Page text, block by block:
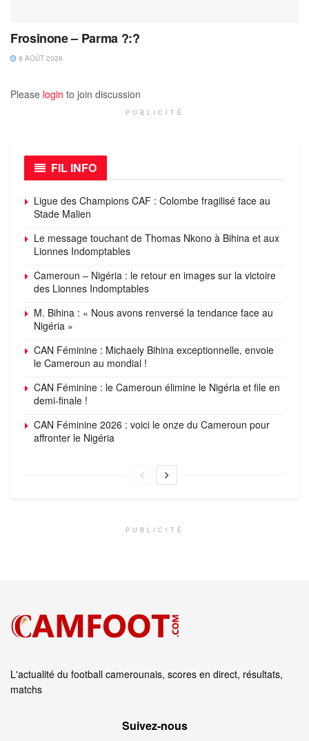
Frosinone – Parma ?:?
8 AOÛT 2026
Please login to join discussion
PUBLICITÉ
FIL INFO
Ligue des Champions CAF : Colombe fragilisé face au
Stade Malien
Le message touchant de Thomas Nkono à Bihina et aux
Lionnes Indomptables
Cameroun – Nigéria : le retour en images sur la victoire
des Lionnes Indomptables
M. Bihina : « Nous avons renversé la tendance face au
Nigéria »
CAN Féminine : Michaely Bihina exceptionnelle, envoie
le Cameroun au mondial !
CAN Féminine : le Cameroun élimine le Nigéria et file en
demi-finale !
CAN Féminine 2026 : voici le onze du Cameroun pour
affronter le Nigéria
PUBLICITÉ
L'actualité du football camerounais, scores en direct, résultats,
matchs
Suivez‑nous